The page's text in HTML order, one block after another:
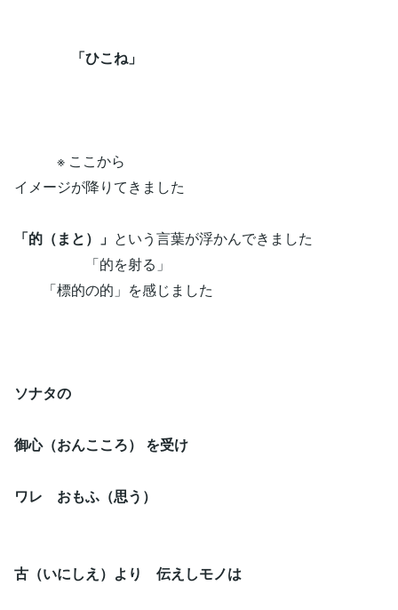
「ひこね」
※ ここから
イメージが降りてきました
「的（まと）」 という言葉が浮かんできました
「的を射る」
「標的の的」を感じました
ソナタの
御心（おんこころ） を受け
ワレ おもふ（思う）
古（いにしえ）より 伝えしモノは